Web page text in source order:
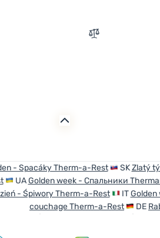
Zum Vergleich
- Spacáky Therm-a-Rest SKZlatý
UAGolden week - Спальники
- Śpiwory Therm-a-Rest IT
couchage Therm-a-Rest
DE